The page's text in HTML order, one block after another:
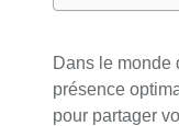
Dans le monde
présence
pour partager